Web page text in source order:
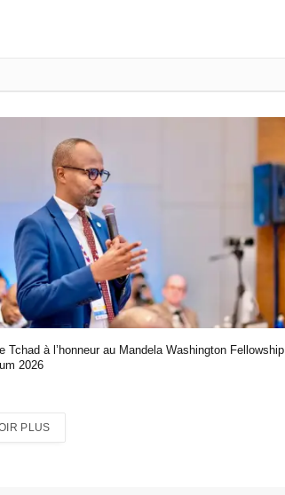
Tchad à l’honneur au Mandela Washington Fellowship
2026
PLUS